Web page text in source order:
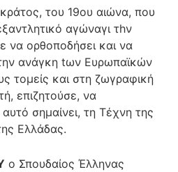
του 19ου αιώνα, που
αγώναγι τhν
να ορθοποδήσει και να
ανάγκη tων Ευρωπαϊκών
τομείς και στη ζωγραφική
επιζητούσε, να
αυτό σημαίνει, τη Τέχνη της
Ελλάδας.
ο Σπουδαίος Έλληνας